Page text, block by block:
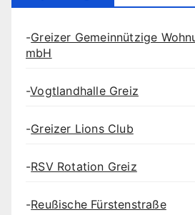
-Greizer Gemeinnützige
mbH
-Vogtlandhalle Greiz
-Greizer Lions Club
-RSV Rotation Greiz
-Reußische Fürstenstraße